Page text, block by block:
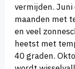
vermijden.
maanden met
en veel
heetst met
40 graden.